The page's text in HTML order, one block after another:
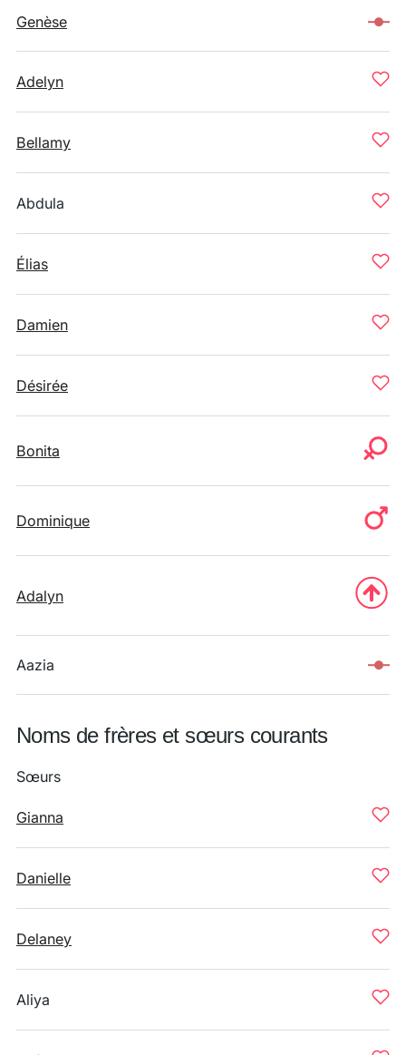
Genèse
Adelyn
Bellamy
Abdula
Élias
Damien
Désirée
Bonita
Dominique
Adalyn
Aazia
Noms de frères et sœurs courants
Sœurs
Gianna
Danielle
Delaney
Aliya